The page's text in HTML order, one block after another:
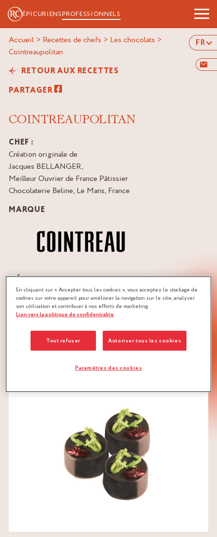
ÉPICURIENSPROFESSIONNELS
FR
Accueil > Recettes de chefs > Les chocolats >
cointreaupolitan
RETOUR AUX RECETTES
PARTAGER
COINTREAUPOLITAN
CHEF :
Création originale de
Jacques BELLANGER,
Meilleur Ouvrier de France Pâtissier
Chocolaterie Beline, Le Mans, France
MARQUE
MÉTIERS :
CHOCOLATIER
PÂTISSIER
QUANTITÉ :
Recette pour environ 150 pièces
GELÉE
En cliquant sur « Accepter tous les cookies », vous acceptez le stockage de
cookies sur votre appareil pour améliorer la navigation sur le site, analyser
son utilisation et contribuer à nos efforts de marketing.
Lien vers la politique de confidentialite
Tout refuser Autoriser tous les cookies
Paramètres des cookies